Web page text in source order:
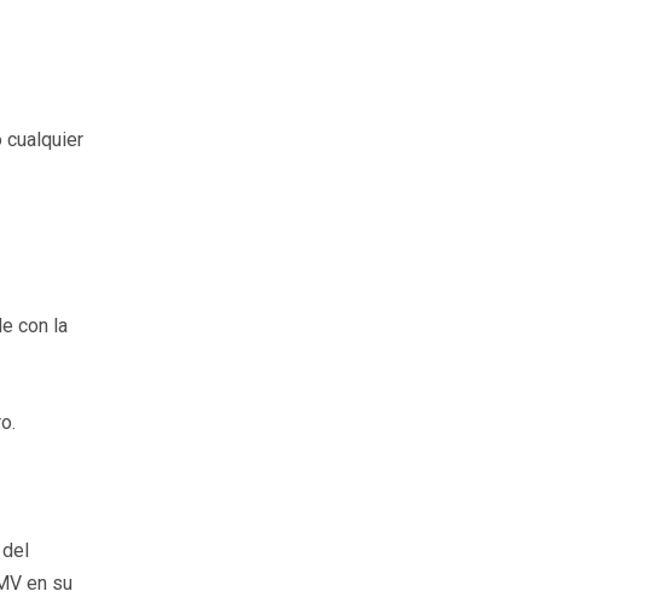
cualquier
con la
en su